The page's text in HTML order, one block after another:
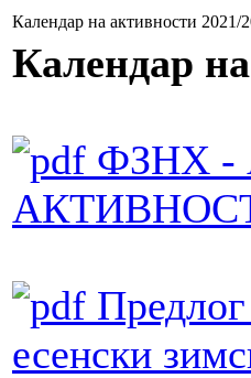
Календар на активности 2021/
Календар
ФЗНХ
есенски